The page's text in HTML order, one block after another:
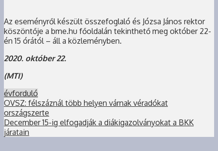
Az eseményről készült összefoglaló és Józsa János rektor
köszöntője a bme.hu főoldalán tekinthető meg október 22-
én 15 órától – áll a közleményben.
2020. október 22.
(MTI)
évforduló
OVSZ: félszáznál több helyen várnak véradókat
országszerte
December 15-ig elfogadják a diákigazolványokat a BKK
járatain